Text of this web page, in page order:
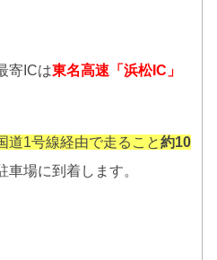
寄ICは東名高速「浜松IC」
道1号線経由で走ること約10
車場に到着します。